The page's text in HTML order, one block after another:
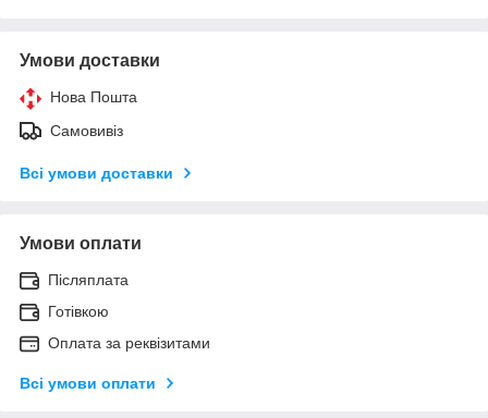
Умови доставки
Нова Пошта
Самовивіз
Всі умови доставки
Умови оплати
Післяплата
Готівкою
Оплата за реквізитами
Всі умови оплати